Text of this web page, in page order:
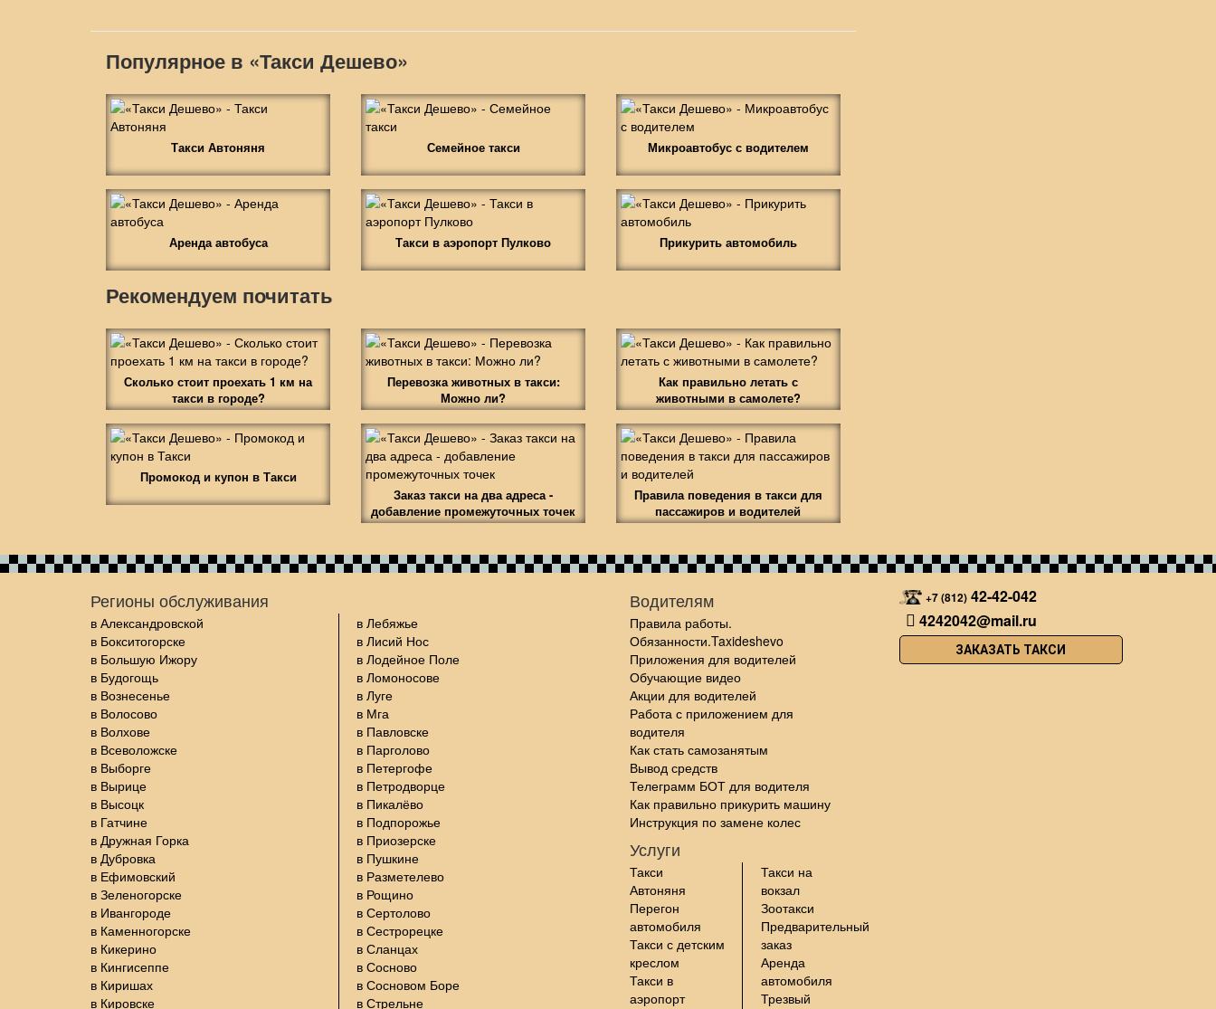
Популярное в «Такси Дешево»
Такси Автоняня Семейное такси Микроавтобус с водителем
Аренда автобуса Такси в аэропорт Пулково Прикурить автомобиль
Рекомендуем почитать
Сколько стоит проехать 1 км на
такси в городе?
Перевозка животных в такси:
Можно ли?
Как правильно летать с
животными в самолете?
Промокод и купон в Такси
Заказ такси на два адреса -
добавление промежуточных точек
Правила поведения в такси для
пассажиров и водителей
Регионы обслуживания
в Александровской
в Бокситогорске
в Большую Ижору
в Будогощь
в Вознесенье
в Волосово
в Волхове
в Всеволожске
в Выборге
в Вырице
в Высоцк
в Гатчине
в Дружная Горка
в Дубровка
в Ефимовский
в Зеленогорске
в Ивангороде
в Каменногорске
в Кикерино
в Кингисеппе
в Киришах
в Кировске
в Лебяжье
в Лисий Нос
в Лодейное Поле
в Ломоносове
в Луге
в Мга
в Павловске
в Парголово
в Петергофе
в Петродворце
в Пикалёво
в Подпорожье
в Приозерске
в Пушкине
в Разметелево
в Рощино
в Сертолово
в Сестрорецке
в Сланцах
в Сосново
в Сосновом Боре
в Стрельне
Водителям
Правила работы.
Обязанности.Taxideshevo
Приложения для водителей
Обучающие видео
Акции для водителей
Работа с приложением для
водителя
Как стать самозанятым
Вывод средств
Телеграмм БОТ для водителя
Как правильно прикурить машину
Инструкция по замене колес
Услуги
Такси
Автоняня
Перегон
автомобиля
Такси с детским
креслом
Такси в
аэропорт
Такси на
вокзал
Зоотакси
Предварительный
заказ
Аренда
автомобиля
Трезвый
+7 (812) 42-42-042
4242042@mail.ru
ЗАКАЗАТЬ ТАКСИ